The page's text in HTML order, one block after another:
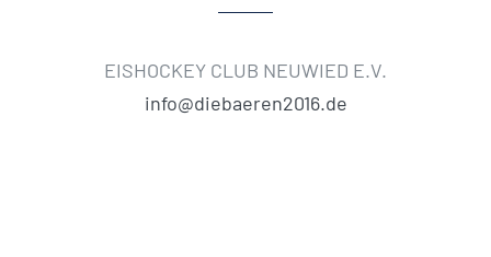
EISHOCKEY CLUB NEUWIED E.V.
info@diebaeren2016.de